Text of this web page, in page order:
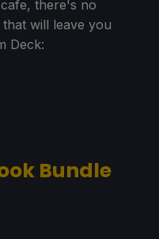
there's no
will leave you
Deck:
Bundle